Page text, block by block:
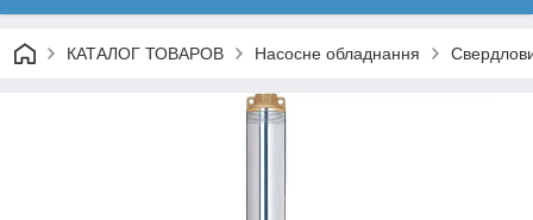
КАТАЛОГ ТОВАРОВ Насосне обладнання